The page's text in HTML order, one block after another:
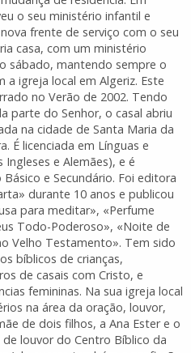
o seu ministério infantil e
frente de serviço com o seu
casa, com um ministério
sábado, mantendo sempre o
igreja local em Algeriz. Este
no Verão de 2002. Tendo
parte do Senhor, o casal abriu
na cidade de Santa Maria da
É licenciada em Línguas e
e Alemães), e é
e Secundário. Foi editora
durante 10 anos e publicou
para meditar», «Perfume
Todo-Poderoso», «Noite de
Velho Testamento». Tem sido
bíblicos de crianças,
de casais com Cristo, e
femininas. Na sua igreja local
na área da oração, louvor,
de dois filhos, a Ana Ester e o
louvor do Centro Bíblico da